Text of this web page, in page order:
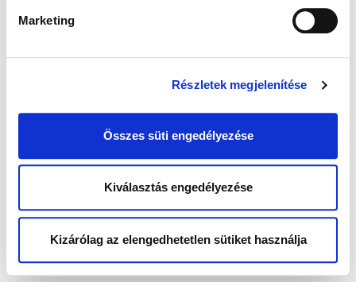
Marketing
Részletek megjelenítése
Összes süti engedélyezése
Kiválasztás engedélyezése
Kizárólag az elengedhetetlen sütiket használja